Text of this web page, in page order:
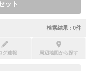
ーター割引あり
ット
検索結果 : 0件
グ速報 周辺地図から探す